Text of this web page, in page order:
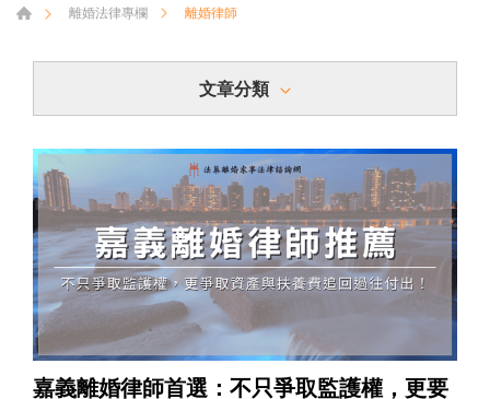
離婚法律專欄 離婚律師
文章分類
嘉義離婚律師首選：不只爭取監護權，更要